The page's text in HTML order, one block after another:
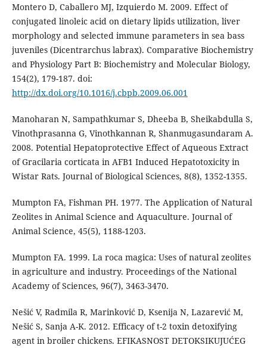
Montero D, Caballero MJ, Izquierdo M. 2009. Effect of
conjugated linoleic acid on dietary lipids utilization, liver
morphology and selected immune parameters in sea bass
juveniles (Dicentrarchus labrax). Comparative Biochemistry
and Physiology Part B: Biochemistry and Molecular Biology,
154(2), 179-187. doi:
http://dx.doi.org/10.1016/j.cbpb.2009.06.001
Manoharan N, Sampathkumar S, Dheeba B, Sheikabdulla S,
Vinothprasanna G, Vinothkannan R, Shanmugasundaram A.
2008. Potential Hepatoprotective Effect of Aqueous Extract
of Gracilaria corticata in AFB1 Induced Hepatotoxicity in
Wistar Rats. Journal of Biological Sciences, 8(8), 1352-1355.
Mumpton FA, Fishman PH. 1977. The Application of Natural
Zeolites in Animal Science and Aquaculture. Journal of
Animal Science, 45(5), 1188-1203.
Mumpton FA. 1999. La roca magica: Uses of natural zeolites
in agriculture and industry. Proceedings of the National
Academy of Sciences, 96(7), 3463-3470.
Nešić V, Radmila R, Marinković D, Ksenija N, Lazarević M,
Nešić S, Sanja A-K. 2012. Efficacy of t-2 toxin detoxifying
agent in broiler chickens. EFIKASNOST DETOKSIKUJUĆEG